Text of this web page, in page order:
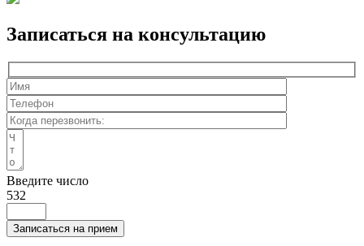
Записаться на консультацию
Введите число
532
Записаться на прием